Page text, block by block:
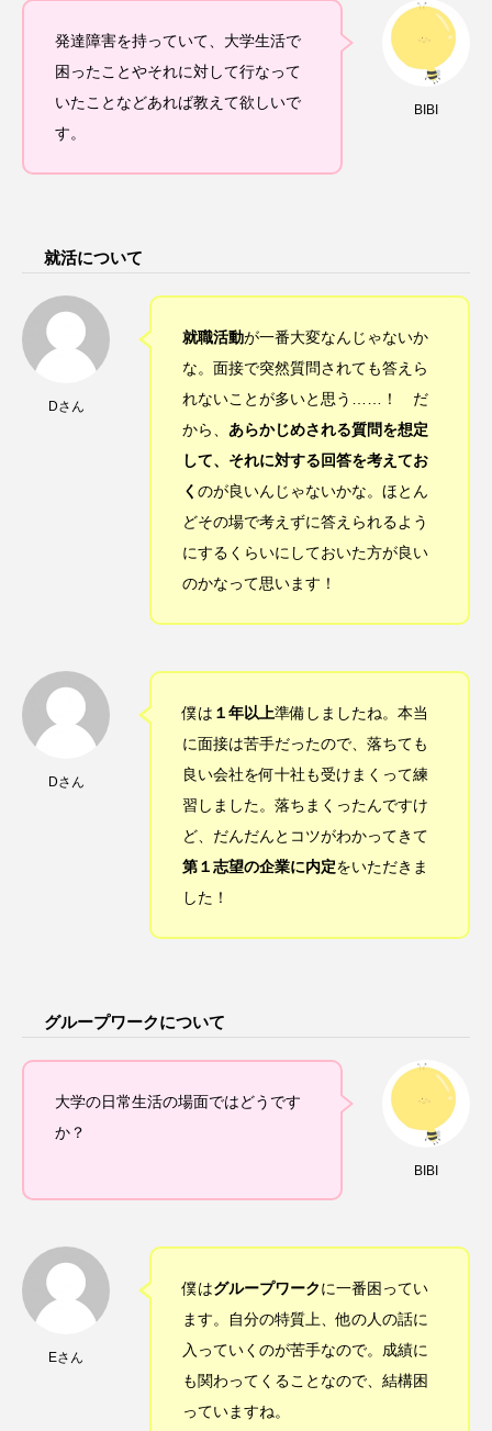
BIBI
発達障害を持っていて、大学生活で
困ったことやそれに対して行なって
いたことなどあれば教えて欲しいで
す。
就活について
Dさん
就職活動が一番大変なんじゃないか
な。面接で突然質問されても答えら
れないことが多いと思う……！ だ
から、 あらかじめされる質問を想定
して、それに対する回答を考えてお
く のが良いんじゃないかな。ほとん
どその場で考えずに答えられるよう
にするくらいにしておいた方が良い
のかなって思います！
Dさん
僕は １年以上準備しましたね。本当
に面接は苦手だったので、落ちても
良い会社を何十社も受けまくって練
習しました。落ちまくったんですけ
ど、だんだんとコツがわかってきて
第１志望の企業に内定をいただきま
した！
グループワークについて
BIBI
大学の日常生活の場面ではどうです
か？
Eさん
僕はグループワークに一番困ってい
ます。自分の特質上、他の人の話に
入っていくのが苦手なので。成績に
も関わってくることなので、結構困
っていますね。